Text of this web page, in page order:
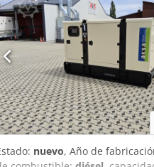
nuevo, Año de